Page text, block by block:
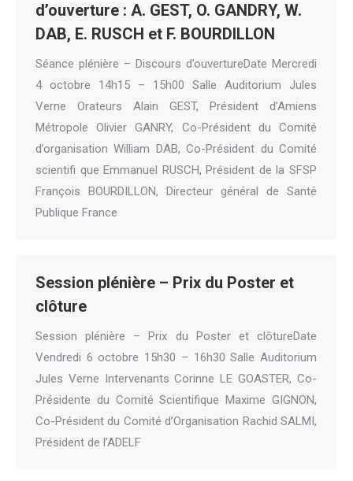
d’ouverture : A. GEST, O. GANDRY, W.
DAB, E. RUSCH et F. BOURDILLON
Séance plénière – Discours d’ouvertureDate Mercredi
4 octobre 14h15 – 15h00 Salle Auditorium Jules
Verne Orateurs Alain GEST, Président d’Amiens
Métropole Olivier GANRY, Co-Président du Comité
d’organisation William DAB, Co-Président du Comité
scientifi que Emmanuel RUSCH, Président de la SFSP
François BOURDILLON, Directeur général de Santé
Publique France
Session plénière – Prix du Poster et
clôture
Session plénière – Prix du Poster et clôtureDate
Vendredi 6 octobre 15h30 – 16h30 Salle Auditorium
Jules Verne Intervenants Corinne LE GOASTER, Co-
Présidente du Comité Scientifique Maxime GIGNON,
Co-Président du Comité d’Organisation Rachid SALMI,
Président de l’ADELF